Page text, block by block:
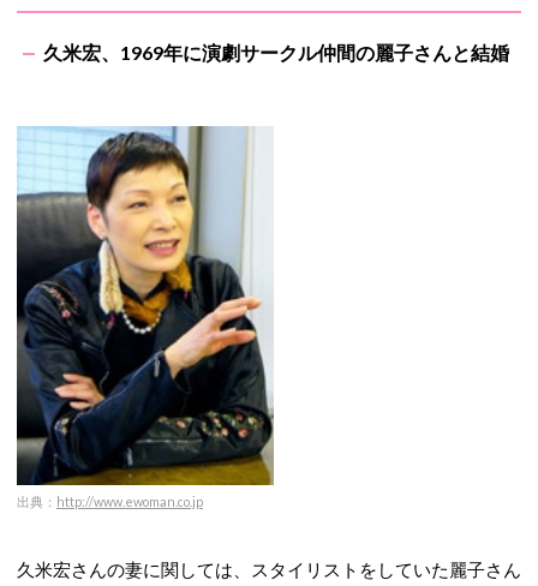
久米宏、1969年に演劇サークル仲間の麗子さんと結婚
出典： http://www.ewoman.co.jp
久米宏さんの妻に関しては、スタイリストをしていた麗子さん